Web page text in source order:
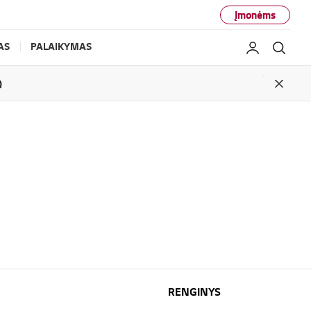
Įmonėms
PALAIKYMAS Mano LG
Close
RENGINYS